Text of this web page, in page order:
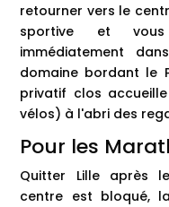
retourner vers le
sportive et
immédiatement
domaine bordant le
privatif clos
vélos) à l'abri des
Pour les
Quitter Lille après
centre est bloqué,